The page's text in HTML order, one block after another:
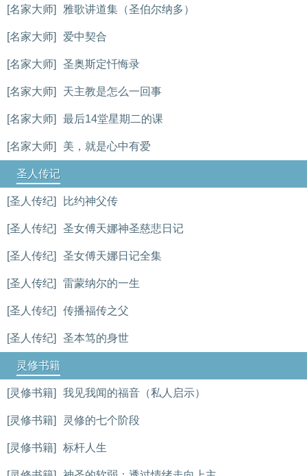
[名家大师] 雅歌讲道集（圣伯尔纳多）
[名家大师] 爱中契合
[名家大师] 圣奥斯定忏悔录
[名家大师] 天主教是怎么一回事
[名家大师] 最后14堂星期二的课
[名家大师] 美，就是心中有爱
圣人传记
[圣人传纪] 比约神父传
[圣人传纪] 圣女傅天娜神圣慈悲日记
[圣人传纪] 圣女傅天娜日记全集
[圣人传纪] 雷蒙纳尔的一生
[圣人传纪] 传播福传之父
[圣人传纪] 圣本笃的身世
灵修书籍
[灵修书籍] 我见我闻的福音（私人启示）
[灵修书籍] 灵修的七个阶段
[灵修书籍] 标杆人生